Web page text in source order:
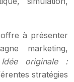
à présenter
marketing,
Idée originale :
stratégies